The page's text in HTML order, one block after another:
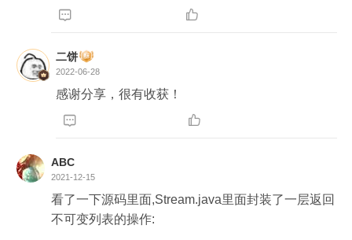
 
二饼
2022-06-28
感谢分享，很有收获！
 
ABC
2021-12-15
看了一下源码里面,Stream.java里面封装了一层返回
不可变列表的操作: